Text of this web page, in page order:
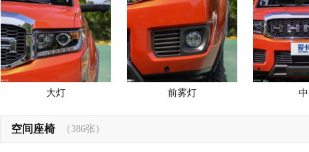
大灯 前雾灯
空间座椅 （386张）